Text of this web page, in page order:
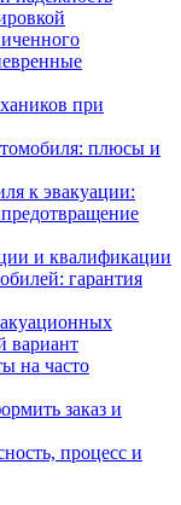
при
плюсы и
к эвакуации:
и квалификации
гарантия
вариант
на часто
заказ и
процесс и